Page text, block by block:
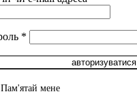
*
авторизуватися
Пам'ятай мене